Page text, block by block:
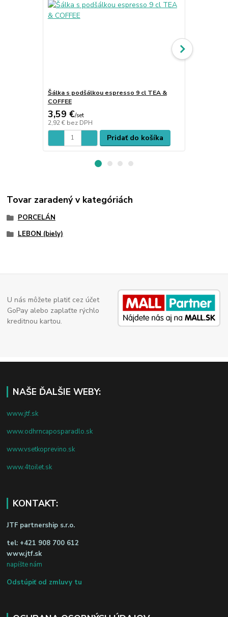
Šálka s podšálkou espresso 9 cl TEA &
COFFEE
3,59 €/set
2,92 € bez DPH
Pridať do košíka
Tovar zaradený v kategóriách
PORCELÁN
LEBON (biely)
U nás môžete platiť cez účet
GoPay alebo zaplaťte rýchlo
kreditnou kartou.
NAŠE ĎALŠIE WEBY:
www.jtf.sk
www.odhrncaposparadlo.sk
www.vsetkoprevino.sk
www.4toilet.sk
KONTAKT:
JTF partnership s.r.o.
tel: +421 908 700 612
www.jtf.sk
napíšte nám
Odstúpiť od zmluvy tu